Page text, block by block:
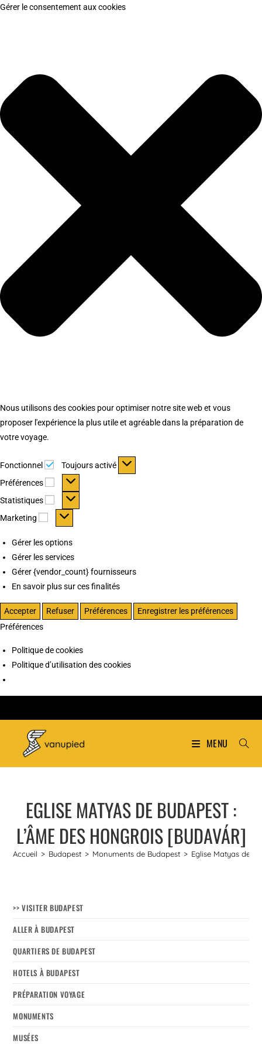
Gérer le consentement aux cookies
Nous utilisons des cookies pour optimiser notre site web et vous
proposer l'expérience la plus utile et agréable dans la préparation de
votre voyage.
Fonctionnel Fonctionnel
Toujours activé
Préférences
Préférences
Statistiques Statistiques
Marketing Marketing
Gérer les options
Gérer les services
Gérer {vendor_count} fournisseurs
En savoir plus sur ces finalités
Accepter Refuser Préférences
Enregistrer les préférences
Préférences
Politique de cookies
Politique d’utilisation des cookies
MENU
EGLISE MATYAS DE BUDAPEST :
L’ÂME DES HONGROIS [BUDAVÁR]
Accueil > Budapest > Monuments de Budapest > Eglise Matyas de
>> VISITER BUDAPEST
ALLER À BUDAPEST
QUARTIERS DE BUDAPEST
HOTELS À BUDAPEST
PRÉPARATION VOYAGE
MONUMENTS
MUSÉES